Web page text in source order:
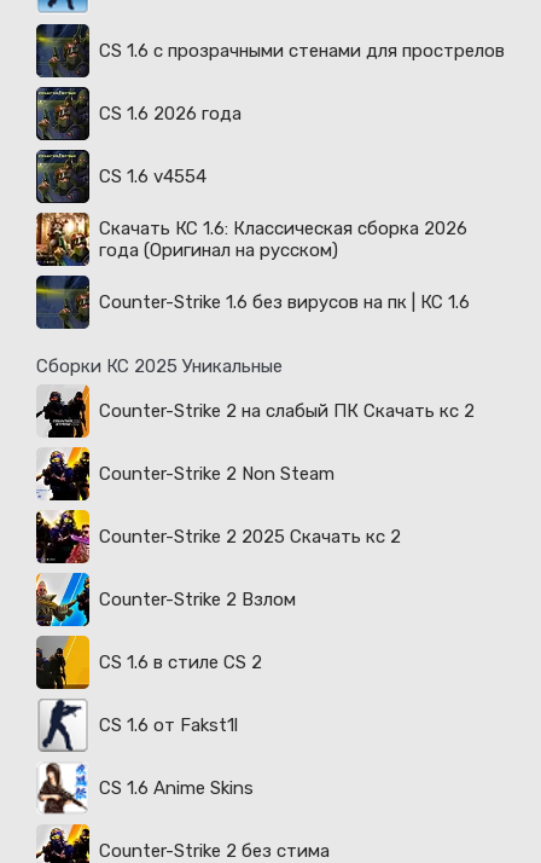
CS 1.6 с прозрачными стенами для прострелов
CS 1.6 2026 года
CS 1.6 v4554
Скачать КС 1.6: Классическая сборка 2026
года (Оригинал на русском)
Counter-Strike 1.6 без вирусов на пк | КС 1.6
Сборки КС 2025 Уникальные
Counter-Strike 2 на слабый ПК Скачать кс 2
Counter-Strike 2 Non Steam
Counter-Strike 2 2025 Скачать кс 2
Counter-Strike 2 Взлом
CS 1.6 в стиле CS 2
CS 1.6 от Fakst1l
CS 1.6 Anime Skins
Counter-Strike 2 без стима